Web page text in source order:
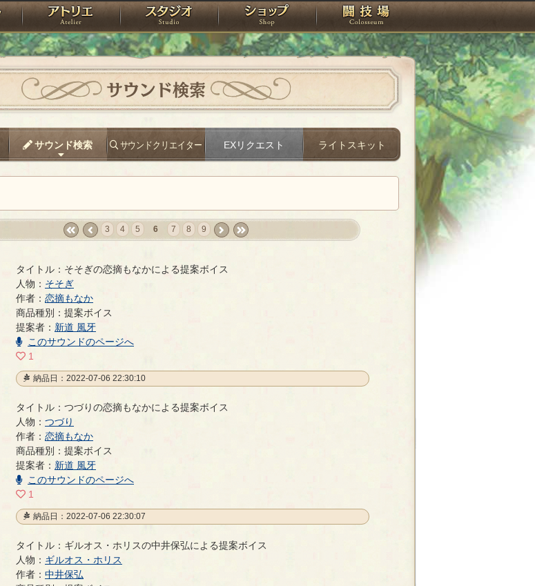
ローレット アトリエ スタジオ ショップ 闘技場
サウンド検索
サウンド検索 サウンドクリエイター EXリクエスト ライトスキット
3 4 5 6 7 8
9
そそぎの恋摘もなかによる提案ボイス
タイトル：そそぎの恋摘もなかによる提案ボイス
人物： そそぎ
作者： 恋摘もなか
商品種別：提案ボイス
提案者： 新道 風牙
このサウンドのページへ
1
納品日：2022-07-06 22:30:10
つづりの恋摘もなかによる提案ボイス
タイトル：つづりの恋摘もなかによる提案ボイス
人物： つづり
作者： 恋摘もなか
商品種別：提案ボイス
提案者： 新道 風牙
このサウンドのページへ
1
納品日：2022-07-06 22:30:07
ギルオス・ホリスの中井保弘による提案ボイス
タイトル：ギルオス・ホリスの中井保弘による提案ボイス
人物： ギルオス・ホリス
作者： 中井保弘